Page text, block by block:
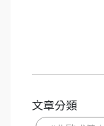
文章分類